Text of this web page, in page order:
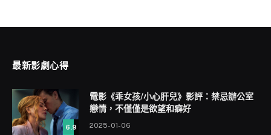
最新影劇心得
6.9
電影《乖女孩/小心肝兒》影評：禁忌辦公室
戀情，不僅僅是欲望和癖好
2025-01-06